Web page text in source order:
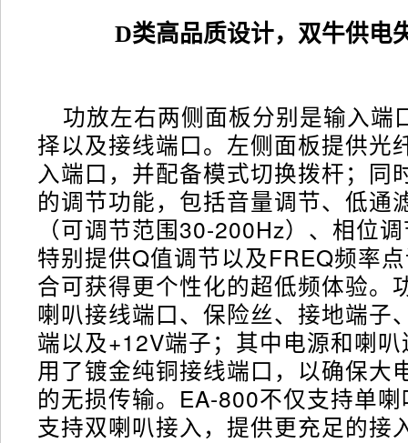
D类高品质设计，双牛供电
功放左右两侧面板分别是输入端
择以及接线端口。左侧面板提供光
入端口，并配备模式切换拨杆；同
的调节功能，包括音量调节、低通
（可调节范围30-200Hz）、相位
特别提供Q值调节以及FREQ频率
合可获得更个性化的超低频体验。
喇叭接线端口、保险丝、接地端子
端以及+12V端子；其中电源和喇
用了镀金纯铜接线端口，以确保大
的无损传输。EA-800不仅支持单
支持双喇叭接入，提供更充足的接